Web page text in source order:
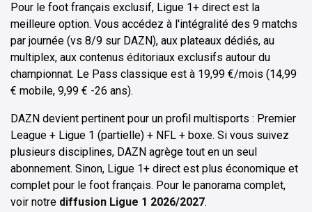
Pour le foot français exclusif, Ligue 1+ direct est la
meilleure option. Vous accédez à l'intégralité des 9 matchs
par journée (vs 8/9 sur DAZN), aux plateaux dédiés, au
multiplex, aux contenus éditoriaux exclusifs autour du
championnat. Le Pass classique est à 19,99 €/mois (14,99
€ mobile, 9,99 € -26 ans).
DAZN devient pertinent pour un profil multisports : Premier
League + Ligue 1 (partielle) + NFL + boxe. Si vous suivez
plusieurs disciplines, DAZN agrège tout en un seul
abonnement. Sinon, Ligue 1+ direct est plus économique et
complet pour le foot français. Pour le panorama complet,
voir notre diffusion Ligue 1 2026/2027.